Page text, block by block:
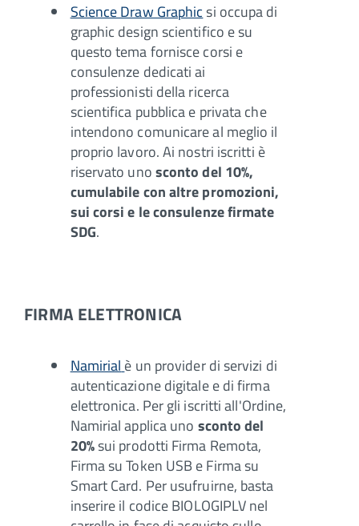
Science Draw Graphicsi occupa di
graphic design scientifico e su
questo tema fornisce corsi e
consulenze dedicati ai
professionisti della ricerca
scientifica pubblica e privata che
intendono comunicare al meglio il
proprio lavoro. Ai nostri iscritti è
riservato unosconto del 10%,
cumulabile con altre promozioni,
sui corsi e le consulenze firmate
SDG.
FIRMA ELETTRONICA
Namirialè un provider di servizi di
autenticazione digitale e di firma
elettronica. Per gli iscritti all'Ordine,
Namirial applica uno sconto del
20%sui prodotti Firma Remota,
Firma su Token USB e Firma su
Smart Card. Per usufruirne, basta
inserire il codice BIOLOGIPLV nel